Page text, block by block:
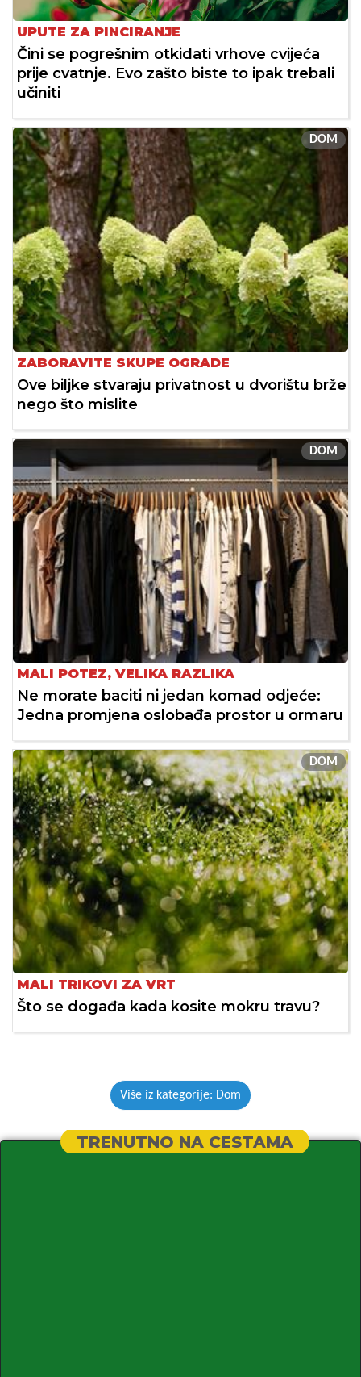
UPUTE ZA PINCIRANJE
Čini se pogrešnim otkidati vrhove cvijeća
prije cvatnje. Evo zašto biste to ipak trebali
učiniti
DOM
ZABORAVITE SKUPE OGRADE
Ove biljke stvaraju privatnost u dvorištu brže
nego što mislite
DOM
MALI POTEZ, VELIKA RAZLIKA
Ne morate baciti ni jedan komad odjeće:
Jedna promjena oslobađa prostor u ormaru
DOM
MALI TRIKOVI ZA VRT
Što se događa kada kosite mokru travu?
Više iz kategorije: Dom
TRENUTNO NA CESTAMA